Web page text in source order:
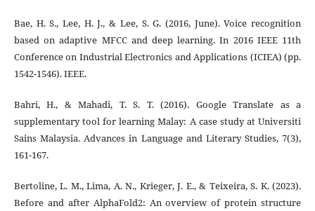
Bae, H. S., Lee, H. J., & Lee, S. G. (2016, June). Voice recognition
based on adaptive MFCC and deep learning. In 2016 IEEE 11th
Conference on Industrial Electronics and Applications (ICIEA) (pp.
1542-1546). IEEE.
Bahri, H., & Mahadi, T. S. T. (2016). Google Translate as a
supplementary tool for learning Malay: A case study at Universiti
Sains Malaysia. Advances in Language and Literary Studies, 7(3),
161-167.
Bertoline, L. M., Lima, A. N., Krieger, J. E., & Teixeira, S. K. (2023).
Before and after AlphaFold2: An overview of protein structure